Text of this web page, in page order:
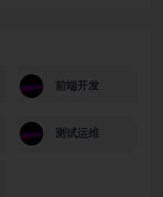
前端开发
测试运维